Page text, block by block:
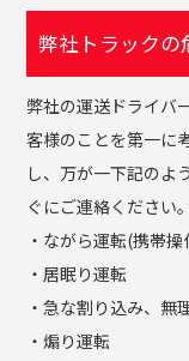
弊社トラックの
弊社の運送ドライバ
客様のことを第一に
し、万が一下記のよ
ぐにご連絡ください。
・ながら運転(携帯
・居眠り運転
・急な割り込み、無
・煽り運転